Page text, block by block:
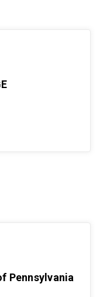
Pennsylvania